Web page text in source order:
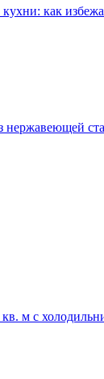
как
нержавеющей
м с